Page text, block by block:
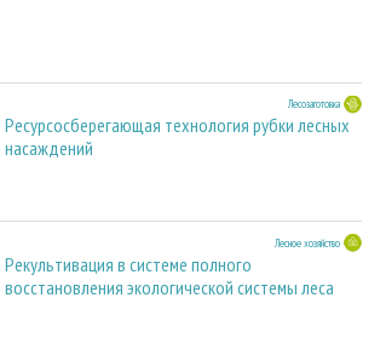
Лесозаготовка
Ресурсосберегающая технология рубки лесных
насаждений
Лесное хозяйство
Рекультивация в системе полного
восстановления экологической системы леса